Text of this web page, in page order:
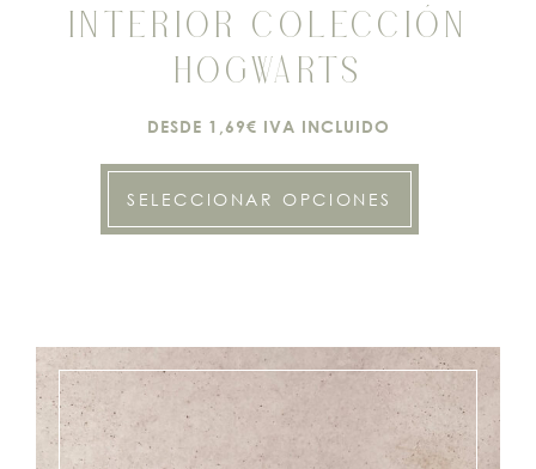
INTERIOR COLECCIÓN
HOGWARTS
DESDE 1,69€ IVA INCLUIDO
SELECCIONAR OPCIONES